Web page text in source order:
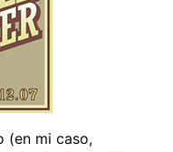
(en mi caso,